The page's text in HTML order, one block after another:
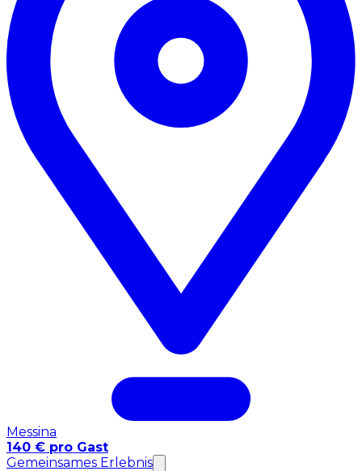
Messina
140 € pro Gast
Gemeinsames Erlebnis